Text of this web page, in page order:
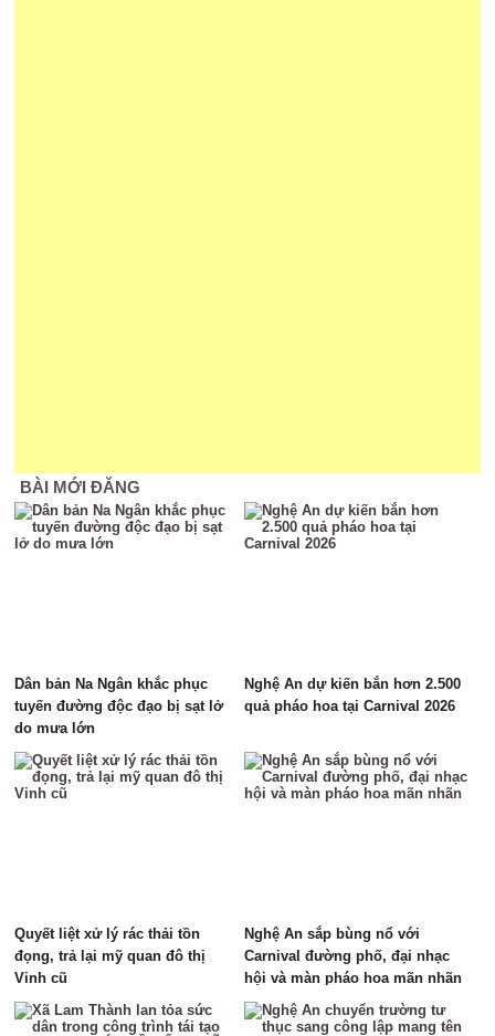
BÀI MỚI ĐĂNG
Dân bản Na Ngân khắc phục
tuyến đường độc đạo bị sạt lở
do mưa lớn
Nghệ An dự kiến bắn hơn 2.500
quả pháo hoa tại Carnival 2026
Quyết liệt xử lý rác thải tồn
đọng, trả lại mỹ quan đô thị
Vinh cũ
Nghệ An sắp bùng nổ với
Carnival đường phố, đại nhạc
hội và màn pháo hoa mãn nhãn